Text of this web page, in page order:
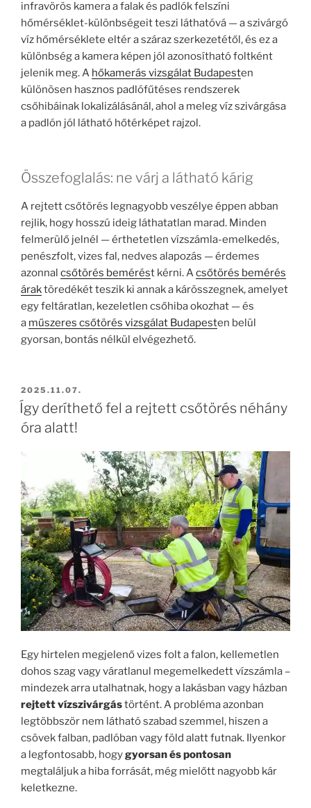
infravörös kamera a falak és padlók felszíni
hőmérséklet-különbségeit teszi láthatóvá — a szivárgó
víz hőmérséklete eltér a száraz szerkezetétől, és ez a
különbség a kamera képen jól azonosítható foltként
jelenik meg. A hőkamerás vizsgálat Budapesten
különösen hasznos padlófűtéses rendszerek
csőhibáinak lokalizálásánál, ahol a meleg víz szivárgása
a padlón jól látható hőtérképet rajzol.
Összefoglalás: ne várj a látható kárig
A rejtett csőtörés legnagyobb veszélye éppen abban
rejlik, hogy hosszú ideig láthatatlan marad. Minden
felmerülő jelnél — érthetetlen vízszámla-emelkedés,
penészfolt, vizes fal, nedves alapozás — érdemes
azonnal csőtörés bemérést kérni. Acsőtörés bemérés
áraktöredékét teszik ki annak a kárösszegnek, amelyet
egy feltáratlan, kezeletlen csőhiba okozhat — és
a műszeres csőtörés vizsgálat Budapesten belül
gyorsan, bontás nélkül elvégezhető.
BEKÜLDVE:
2025.11.07.
Így deríthető fel a rejtett csőtörés néhány
óra alatt!
Egy hirtelen megjelenő vizes folt a falon, kellemetlen
dohos szag vagy váratlanul megemelkedett vízszámla –
mindezek arra utalhatnak, hogy a lakásban vagy házban
rejtett vízszivárgástörtént. A probléma azonban
legtöbbször nem látható szabad szemmel, hiszen a
csövek falban, padlóban vagy föld alatt futnak. Ilyenkor
a legfontosabb, hogygyorsan és pontosan
megtaláljuk a hiba forrását, még mielőtt nagyobb kár
keletkezne.